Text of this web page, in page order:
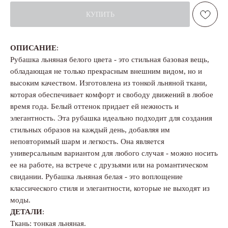
КУПИТЬ
ОПИСАНИЕ:
Рубашка льняная белого цвета - это стильная базовая вещь,
обладающая не только прекрасным внешним видом, но и
высоким качеством. Изготовлена из тонкой льняной ткани,
которая обеспечивает комфорт и свободу движений в любое
время года. Белый оттенок придает ей нежность и
элегантность. Эта рубашка идеально подходит для создания
стильных образов на каждый день, добавляя им
неповторимый шарм и легкость. Она является
универсальным вариантом для любого случая - можно носить
ее на работе, на встрече с друзьями или на романтическом
свидании. Рубашка льняная белая - это воплощение
классического стиля и элегантности, которые не выходят из
моды.
ДЕТАЛИ:
Ткань: тонкая льняная.